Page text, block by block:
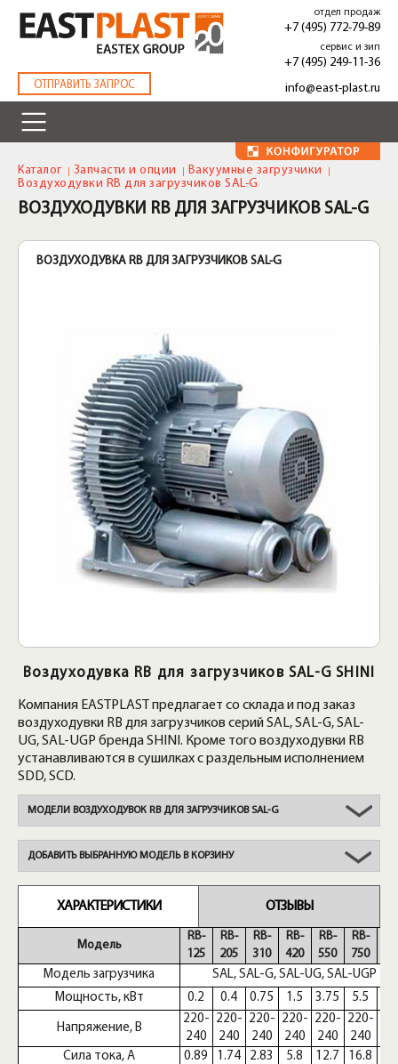
основному
содержанию
ОТПРАВИТЬ ЗАПРОС
отдел продаж
+7 (495) 772-79-89
сервис и зип
+7 (495) 249-11-36
info@east-plast.ru
Каталог Запчасти и опции
Вакуумные загрузчики
Воздуходувки RB для загрузчиков SAL-G
МОДЕЛИ ВОЗДУХОДУВОК RB ДЛЯ ЗАГРУЗЧИКОВ SAL-G
ВОЗДУХОДУВКИ RB ДЛЯ ЗАГРУЗЧИКОВ SAL-G
ВОЗДУХОДУВКА RB ДЛЯ ЗАГРУЗЧИКОВ SAL-G
Воздуходувка RB для загрузчиков SAL-G SHINI
Компания EASTPLAST предлагает со склада и под заказ
воздуходувки RB для загрузчиков серий SAL, SAL-G, SAL-
UG, SAL-UGP бренда SHINI. Кроме того воздуходувки RB
устанавливаются в сушилках с раздельным исполнением
SDD, SCD.
ДОБАВИТЬ ВЫБРАННУЮ МОДЕЛЬ В КОРЗИНУ
ХАРАКТЕРИСТИКИ ОТЗЫВЫ
Модель
Модель загрузчика
Мощность, кВт
Напряжение, В
Сила тока, А
RB-
125
RB-
205
RB-
310
RB-
420
RB-
550
RB-
750
SAL, SAL-G, SAL-UG, SAL-UGP
0.2
0.4 0.75 1.5 3.75 5.5
220-
240
220-
240
220-
240
220-
240
220-
240
220-
240
0.89
1.74 2.83 5.8 12.7 16.8